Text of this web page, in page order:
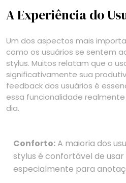
A Experiência do
Um dos aspectos mais
como os usuários se sentem
stylus. Muitos relatam que o
significativamente sua
feedback dos usuários é
essa funcionalidade
dia.
Conforto:A maioria dos
stylus é confortável de
especialmente para